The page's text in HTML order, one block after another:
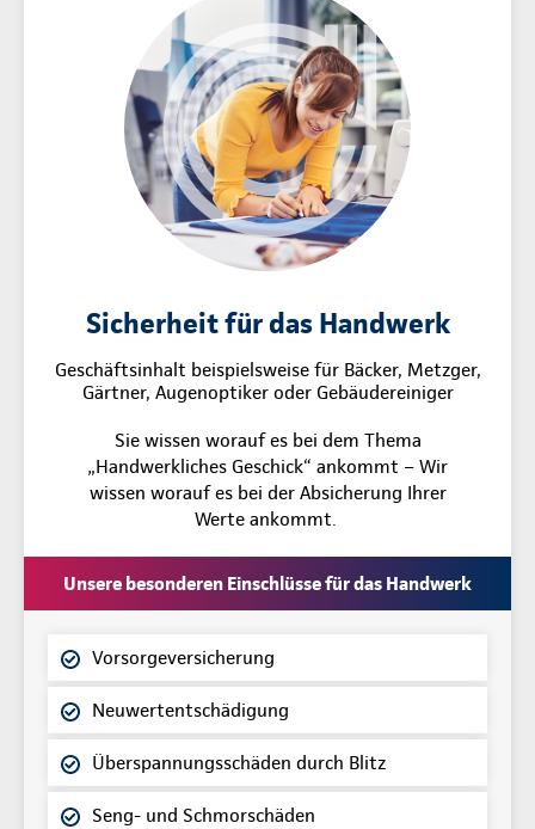
Sicherheit für das Handwerk
Geschäftsinhalt beispielsweise für Bäcker, Metzger,
Gärtner, Augenoptiker oder Gebäudereiniger
Sie wissen worauf es bei dem Thema
„Handwerkliches Geschick“ ankommt – Wir
wissen worauf es bei der Absicherung Ihrer
Werte ankommt.
Unsere besonderen Einschlüsse für das Handwerk
Vorsorgeversicherung
Neuwertentschädigung
Überspannungsschäden durch Blitz
Seng- und Schmorschäden